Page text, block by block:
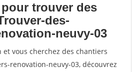
trouver des
des-
neuvy-03
et vous cherchez des chantiers
renovation-neuvy-03, découvrez